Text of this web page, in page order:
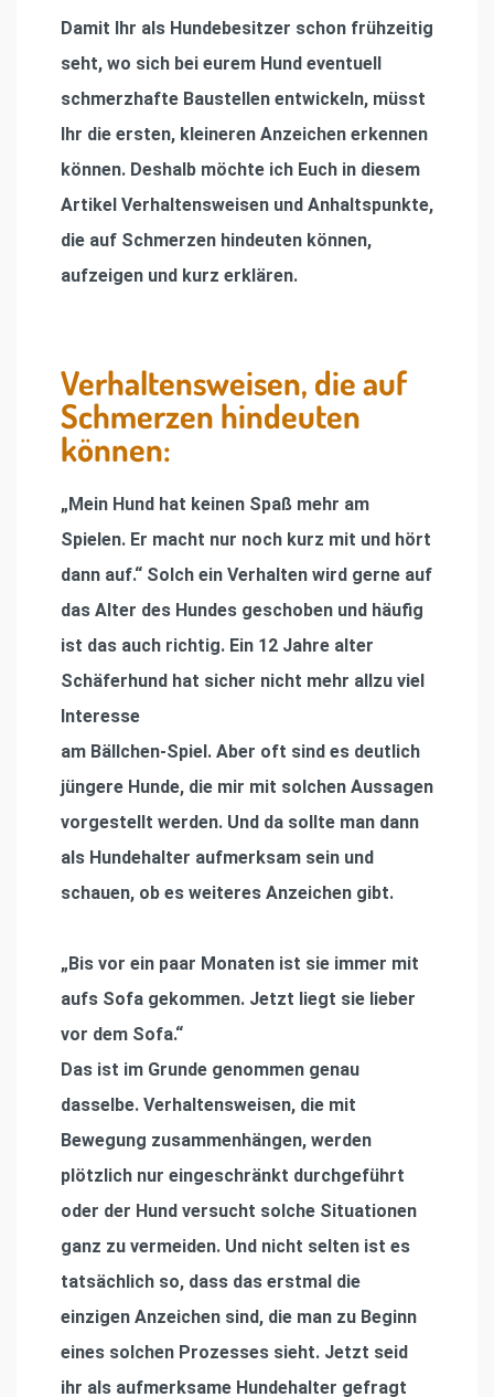
Damit Ihr als Hundebesitzer schon frühzeitig
seht, wo sich bei eurem Hund eventuell
schmerzhafte Baustellen entwickeln, müsst
Ihr die ersten, kleineren Anzeichen erkennen
können. Deshalb möchte ich Euch in diesem
Artikel Verhaltensweisen und Anhaltspunkte,
die auf Schmerzen hindeuten können,
aufzeigen und kurz erklären.
Verhaltensweisen, die auf
Schmerzen hindeuten
können:
„Mein Hund hat keinen Spaß mehr am
Spielen. Er macht nur noch kurz mit und hört
dann auf.“ Solch ein Verhalten wird gerne auf
das Alter des Hundes geschoben und häufig
ist das auch richtig. Ein 12 Jahre alter
Schäferhund hat sicher nicht mehr allzu viel
Interesse
am Bällchen-Spiel. Aber oft sind es deutlich
jüngere Hunde, die mir mit solchen Aussagen
vorgestellt werden. Und da sollte man dann
als Hundehalter aufmerksam sein und
schauen, ob es weiteres Anzeichen gibt.
„Bis vor ein paar Monaten ist sie immer mit
aufs Sofa gekommen. Jetzt liegt sie lieber
vor dem Sofa.“
Das ist im Grunde genommen genau
dasselbe. Verhaltensweisen, die mit
Bewegung zusammenhängen, werden
plötzlich nur eingeschränkt durchgeführt
oder der Hund versucht solche Situationen
ganz zu vermeiden. Und nicht selten ist es
tatsächlich so, dass das erstmal die
einzigen Anzeichen sind, die man zu Beginn
eines solchen Prozesses sieht. Jetzt seid
ihr als aufmerksame Hundehalter gefragt